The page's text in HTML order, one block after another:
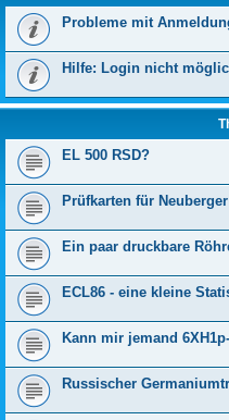
Probleme mit
Hilfe: Login nicht
EL 500 RSD?
Prüfkarten für
Ein paar druckbare
ECL86 - eine kleine
Kann mir jemand
Russischer